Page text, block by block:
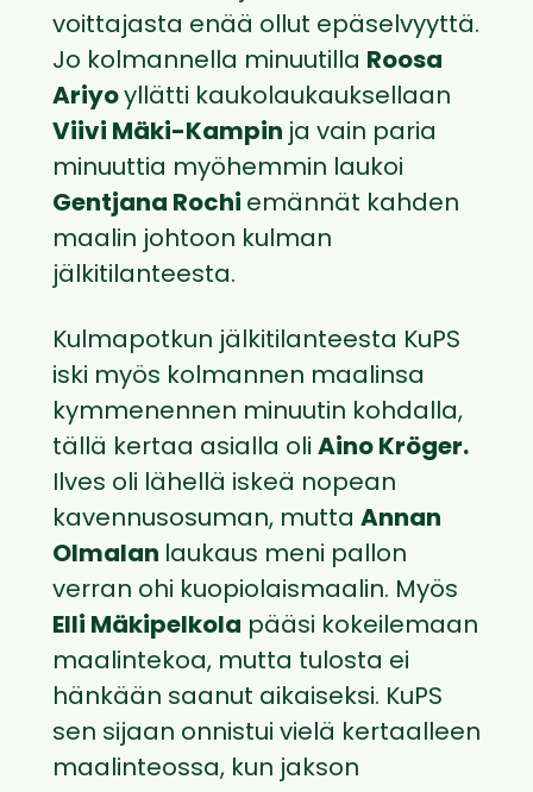
voittajasta enää ollut epäselvyyttä.
Jo kolmannella minuutilla Roosa
Ariyo yllätti kaukolaukauksellaan
Viivi Mäki-Kampin ja vain paria
minuuttia myöhemmin laukoi
Gentjana Rochi emännät kahden
maalin johtoon kulman
jälkitilanteesta.
Kulmapotkun jälkitilanteesta KuPS
iski myös kolmannen maalinsa
kymmenennen minuutin kohdalla,
tällä kertaa asialla oli Aino Kröger.
Ilves oli lähellä iskeä nopean
kavennusosuman, mutta Annan
Olmalan laukaus meni pallon
verran ohi kuopiolaismaalin. Myös
Elli Mäkipelkola pääsi kokeilemaan
maalintekoa, mutta tulosta ei
hänkään saanut aikaiseksi. KuPS
sen sijaan onnistui vielä kertaalleen
maalinteossa, kun jakson